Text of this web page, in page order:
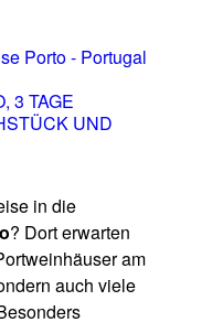
3 TAGE
UND
in die
? Dort erwarten
am
auch viele